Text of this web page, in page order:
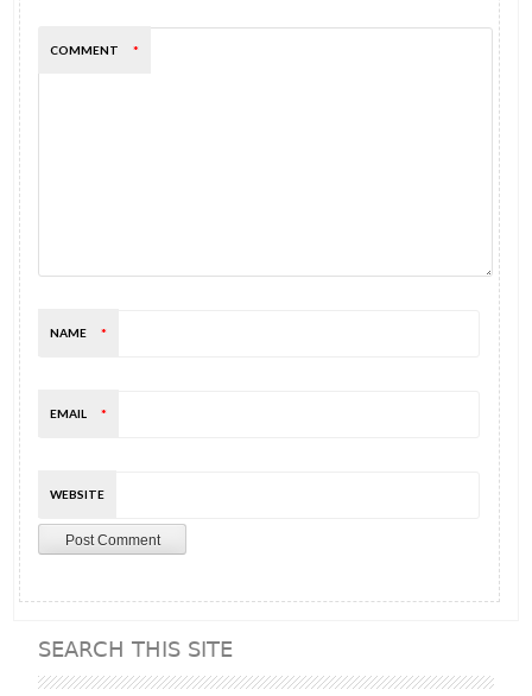
COMMENT *
NAME *
EMAIL *
WEBSITE
SEARCH THIS SITE